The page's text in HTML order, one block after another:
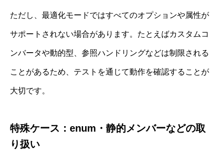
ただし、最適化モードではすべてのオプションや属性が
サポートされない場合があります。たとえばカスタムコ
ンバータや動的型、参照ハンドリングなどは制限される
ことがあるため、テストを通じて動作を確認することが
大切です。
特殊ケース：enum・静的メンバーなどの取
り扱い